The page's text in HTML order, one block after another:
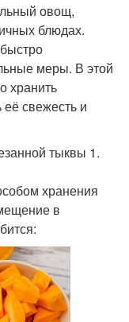
овощ,
блюдах.
меры. В этой
хранить
свежесть и
тыквы 1.
хранения
в